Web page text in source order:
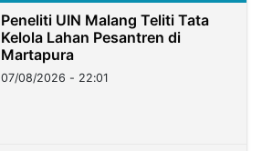
Peneliti UIN Malang Teliti Tata
Kelola Lahan Pesantren di
Martapura
07/08/2026 - 22:01